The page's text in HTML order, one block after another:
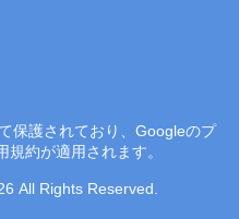
保護されており、Googleのプ
規約が適用されます。
All Rights Reserved.